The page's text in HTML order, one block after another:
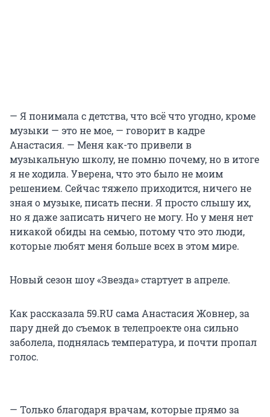
— Я понимала с детства, что всё что угодно, кроме
музыки — это не мое, — говорит в кадре
Анастасия. — Меня как-то привели в
музыкальную школу, не помню почему, но в итоге
я не ходила. Уверена, что это было не моим
решением. Сейчас тяжело приходится, ничего не
зная о музыке, писать песни. Я просто слышу их,
но я даже записать ничего не могу. Но у меня нет
никакой обиды на семью, потому что это люди,
которые любят меня больше всех в этом мире.
Новый сезон шоу «Звезда» стартует в апреле.
Как рассказала 59.RU сама Анастасия Жовнер, за
пару дней до съемок в телепроекте она сильно
заболела, поднялась температура, и почти пропал
голос.
— Только благодаря врачам, которые прямо за